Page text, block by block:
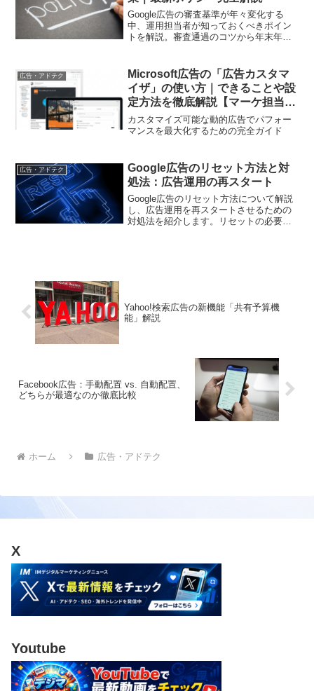
Google広告の審査基準が年々変化する
中、運用担当者が知っておくべきポイン
トを解説。審査通過のコツから年末年始
広告・アドテク
Microsoft広告の「広告カスタマ
イザ」の使い方｜できることや設
定方法を徹底解説【マーケ担当者
必見】
カスタマイズ可能な動的広告でパフォー
マンスを最大化するための完全ガイド
広告・アドテク
Google広告のリセット方法と対
処法：広告運用の再スタート
Google広告のリセット方法について解説
し、広告運用を再スタートさせるための
対処法を紹介します。リセットの必要性
Yahoo!検索広告の新機能「共有予算機
能」解説
Facebook広告：手動配置 vs. 自動配置、
どちらが最適なのか徹底比較
ホーム 広告・アドテク
X
Youtube